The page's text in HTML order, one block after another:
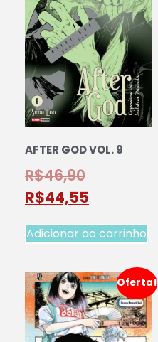
AFTER GOD VOL. 9
R$46,90
R$44,55
Adicionar ao carrinho
Oferta!